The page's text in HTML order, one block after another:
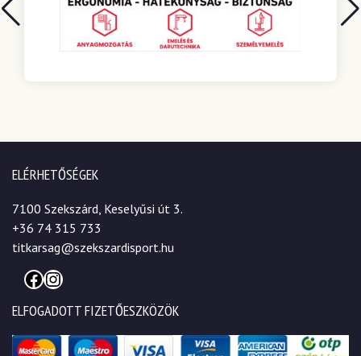
ELÉRHETŐSÉGEK
7100 Szekszárd, Keselyűsi út 3.
+36 74 315 733
titkarsag@szekszardisport.hu
Facebook
Instagram
ELFOGADOTT FIZETŐESZKÖZÖK